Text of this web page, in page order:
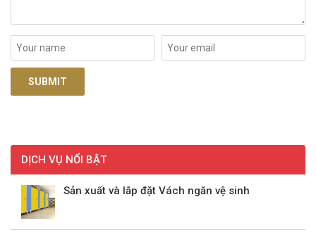
DỊCH VỤ NỔI BẬT
Sản xuất và lắp đặt Vách ngăn vệ sinh